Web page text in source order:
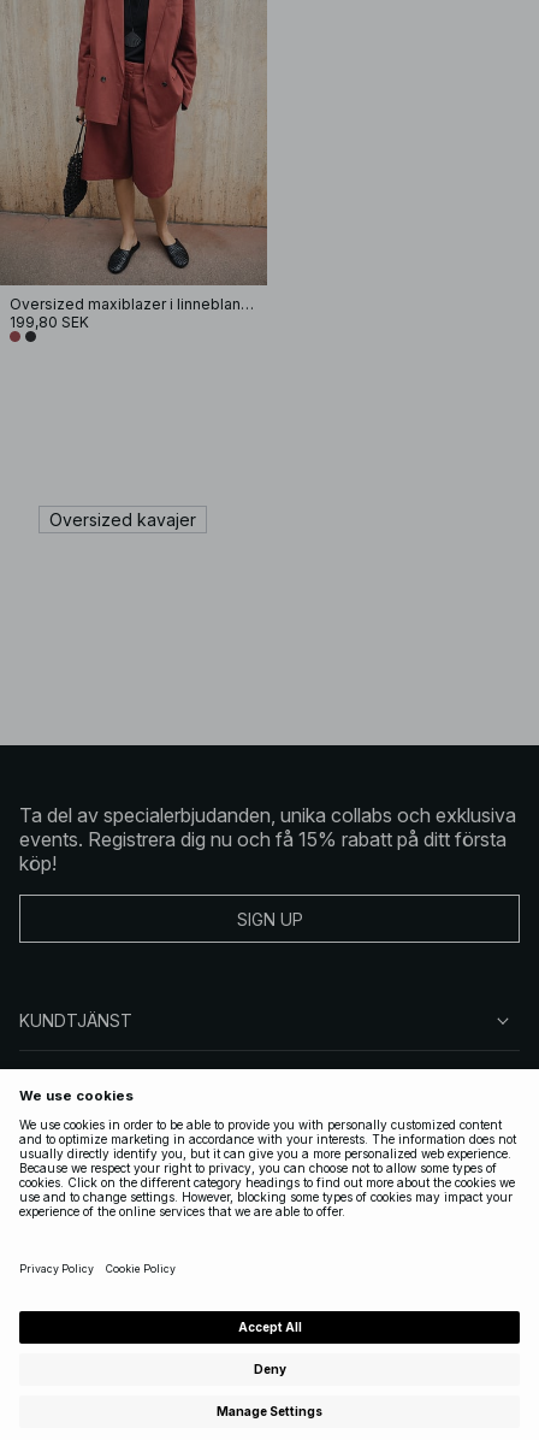
Oversized maxiblazer i linneblandning
199,80 SEK
Oversized kavajer
Ta del av specialerbjudanden, unika collabs och exklusiva
events. Registrera dig nu och få 15% rabatt på ditt första
köp!
SIGN UP
KUNDTJÄNST
FÖLJ OSS
JURIDISKT